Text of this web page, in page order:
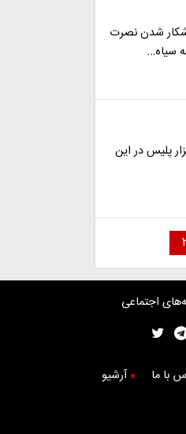
شدن نصرت
سیاه…
در بازدید از مناطق زلزله زده از استقرار ۱۰ هزار پلیس در این
اجتماعی
با ما آرشیو